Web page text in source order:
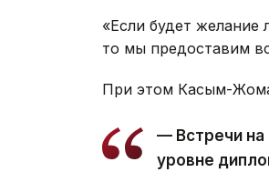
«Если будет желание
то мы предоставим
При этом Касым-
— Встречи на
уровне